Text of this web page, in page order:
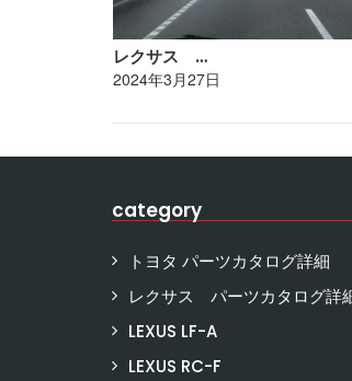
レクサス …
2024年3月27日
category
トヨタ パーツカタログ詳細
レクサス パーツカタログ詳
LEXUS LF-A
LEXUS RC-F